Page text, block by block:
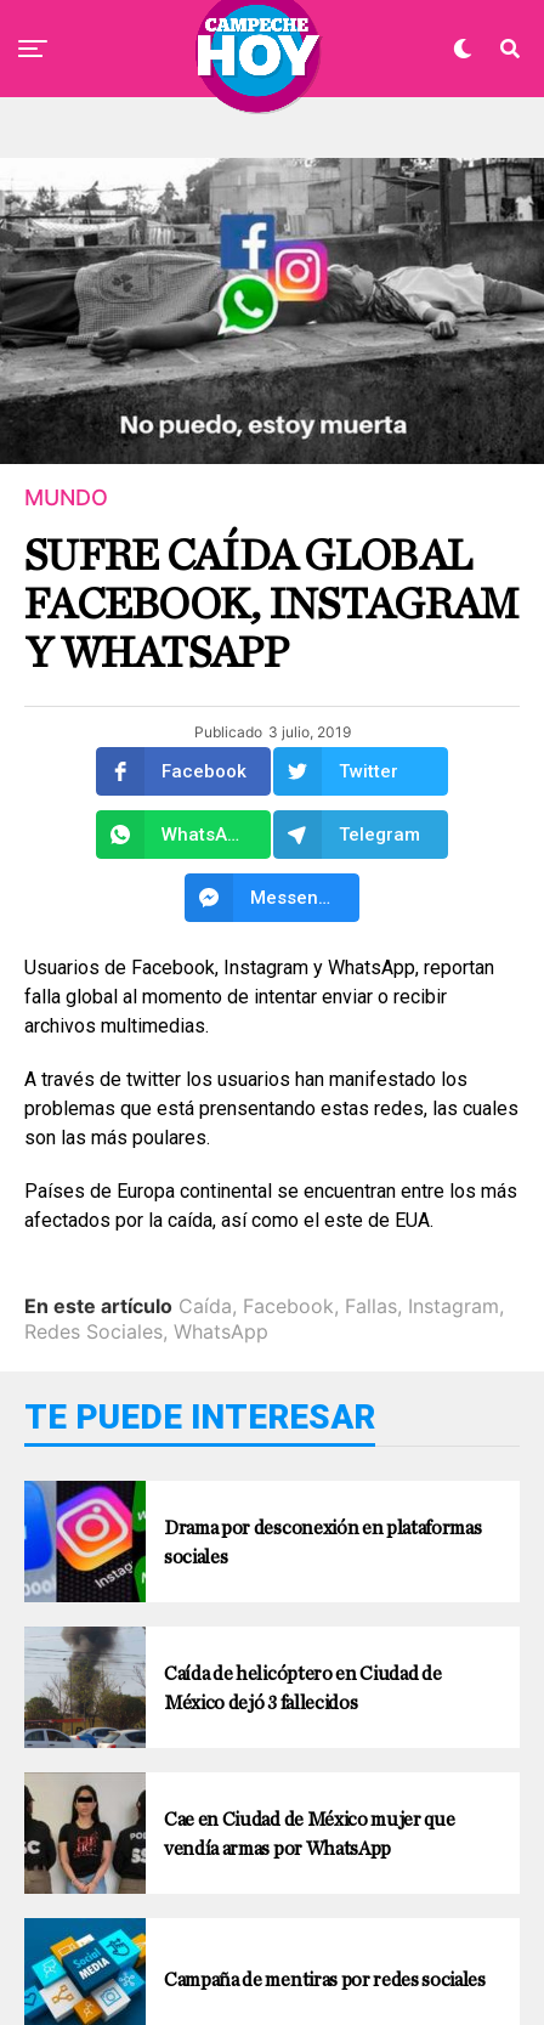
MUNDO
SUFRE CAÍDA GLOBAL
FACEBOOK, INSTAGRAM
Y WHATSAPP
Publicado 3 julio, 2019
Facebook Twitter
WhatsApp Telegram
Messenger
Usuarios de Facebook, Instagram y WhatsApp, reportan
falla global al momento de intentar enviar o recibir
archivos multimedias.
A través de twitter los usuarios han manifestado los
problemas que está prensentando estas redes, las cuales
son las más poulares.
Países de Europa continental se encuentran entre los más
afectados por la caída, así como el este de EUA.
En este artículo Caída, Facebook, Fallas, Instagram,
Redes Sociales, WhatsApp
TE PUEDE INTERESAR
Drama por desconexión en plataformas
sociales
Caída de helicóptero en Ciudad de
México dejó 3 fallecidos
Cae en Ciudad de México mujer que
vendía armas por WhatsApp
Campaña de mentiras por redes sociales